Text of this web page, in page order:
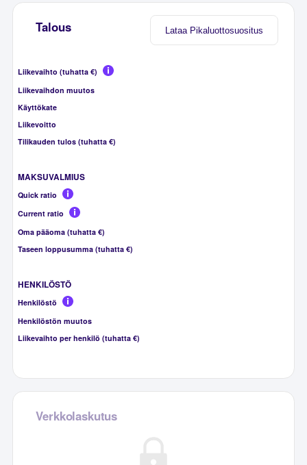
Lataa Pikaluottosuositus
Talous
Liikevaihto (tuhatta €)
Liikevaihdon muutos
Käyttökate
Liikevoitto
Tilikauden tulos (tuhatta €)
MAKSUVALMIUS
Quick ratio
Current ratio
Oma pääoma (tuhatta €)
Taseen loppusumma (tuhatta €)
HENKILÖSTÖ
Henkilöstö
Henkilöstön muutos
Liikevaihto per henkilö (tuhatta €)
Verkkolaskutus